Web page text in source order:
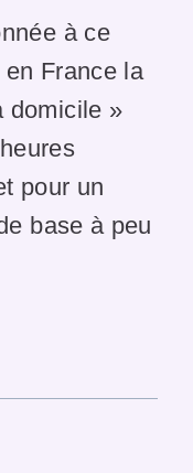
à ce
France la
domicile »
pour un
base à peu